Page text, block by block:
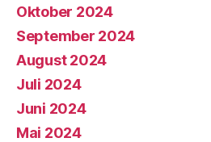
Oktober 2024
September 2024
August 2024
Juli 2024
Juni 2024
Mai 2024